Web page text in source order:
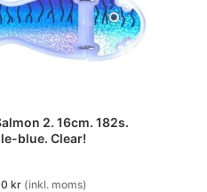
2. 16cm. 182s.
blue. Clear!
kr (inkl. moms)